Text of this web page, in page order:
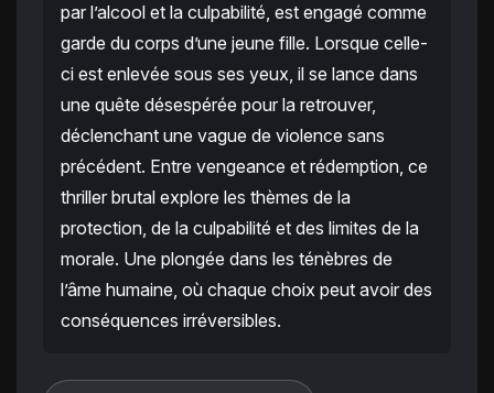
par l’alcool et la culpabilité, est engagé comme
garde du corps d’une jeune fille. Lorsque celle-
ci est enlevée sous ses yeux, il se lance dans
une quête désespérée pour la retrouver,
déclenchant une vague de violence sans
précédent. Entre vengeance et rédemption, ce
thriller brutal explore les thèmes de la
protection, de la culpabilité et des limites de la
morale. Une plongée dans les ténèbres de
l’âme humaine, où chaque choix peut avoir des
conséquences irréversibles.